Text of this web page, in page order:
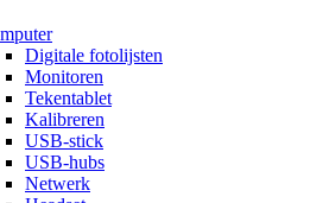
Digitale fotolijsten
Monitoren
Tekentablet
Kalibreren
USB-stick
USB-hubs
Netwerk